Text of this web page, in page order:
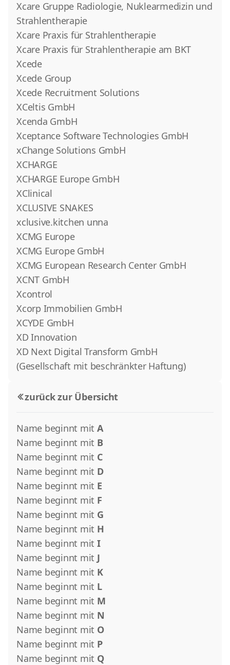
Xcare Gruppe Radiologie, Nuklearmedizin und
Strahlentherapie
Xcare Praxis für Strahlentherapie
Xcare Praxis für Strahlentherapie am BKT
Xcede
Xcede Group
Xcede Recruitment Solutions
XCeltis GmbH
Xcenda GmbH
Xceptance Software Technologies GmbH
xChange Solutions GmbH
XCHARGE
XCHARGE Europe GmbH
XClinical
XCLUSIVE SNAKES
xclusive.kitchen unna
XCMG Europe
XCMG Europe GmbH
XCMG European Research Center GmbH
XCNT GmbH
Xcontrol
Xcorp Immobilien GmbH
XCYDE GmbH
XD Innovation
XD Next Digital Transform GmbH
(Gesellschaft mit beschränkter Haftung)
zurück zur Übersicht
Name beginnt mit A
Name beginnt mit B
Name beginnt mit C
Name beginnt mit D
Name beginnt mit E
Name beginnt mit F
Name beginnt mit G
Name beginnt mit H
Name beginnt mit I
Name beginnt mit J
Name beginnt mit K
Name beginnt mit L
Name beginnt mit M
Name beginnt mit N
Name beginnt mit O
Name beginnt mit P
Name beginnt mit Q